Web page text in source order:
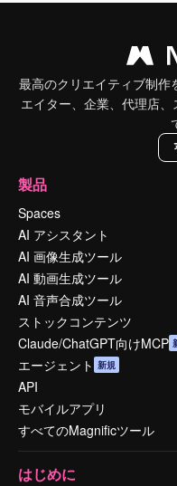
最高のクリエイティブ制作
エイター、企業、代理店
製品
Spaces
AI アシスタント
AI 画像生成ツール
AI 動画生成ツール
AI 音声合成ツール
ストックコンテンツ
Claude/ChatGPT向けMCP
エージェント 新規
API
モバイルアプリ
すべてのMagnificツール
はじめに